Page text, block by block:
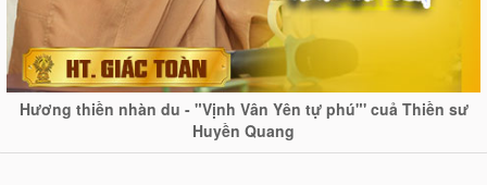
Hương thiền nhàn du - "Vịnh Vân Yên tự phú"' cuả Thiền sư
Huyền Quang